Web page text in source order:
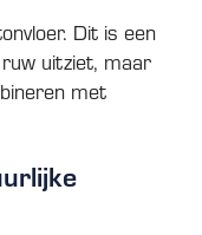
Dit is een
uitziet, maar
met